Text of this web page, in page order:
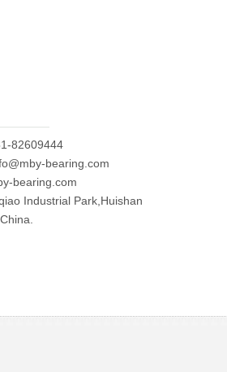
82609444
bearing.com
bearing.com
Industrial Park,Huishan